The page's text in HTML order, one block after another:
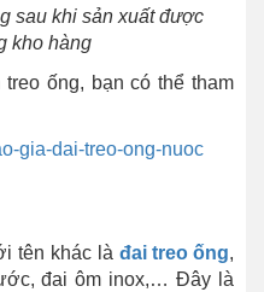
sau khi sản xuất được
kho hàng
ống, bạn có thể tham
gia-dai-treo-ong-nuoc
tên khác là đai treo ống,
đai ôm inox,… Đây là